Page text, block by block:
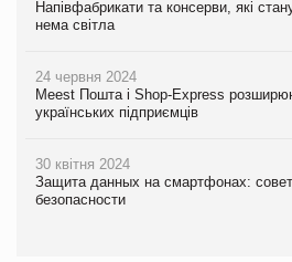
Напівфабрикати та консерви, які
нема світла
24 червня 2024
Meest Пошта і Shop-Express
українських підприємців
30 квітня 2024
Защита данных на смартфонах:
безопасности